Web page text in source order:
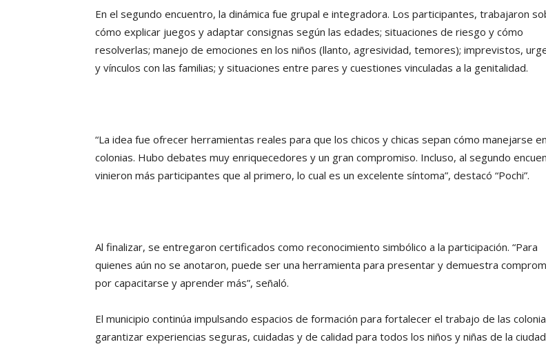
En el segundo encuentro, la dinámica fue grupal e integradora. Los participantes, trabajaron
cómo explicar juegos y adaptar consignas según las edades; situaciones de riesgo y cómo
resolverlas; manejo de emociones en los niños (llanto, agresividad, temores); imprevistos,
y vínculos con las familias; y situaciones entre pares y cuestiones vinculadas a la genitalidad.
“La idea fue ofrecer herramientas reales para que los chicos y chicas sepan cómo manejarse
colonias. Hubo debates muy enriquecedores y un gran compromiso. Incluso, al segundo
vinieron más participantes que al primero, lo cual es un excelente síntoma”, destacó “Pochi”.
Al finalizar, se entregaron certificados como reconocimiento simbólico a la participación. “Para
quienes aún no se anotaron, puede ser una herramienta para presentar y demuestra
por capacitarse y aprender más”, señaló.
El municipio continúa impulsando espacios de formación para fortalecer el trabajo de las
garantizar experiencias seguras, cuidadas y de calidad para todos los niños y niñas de la